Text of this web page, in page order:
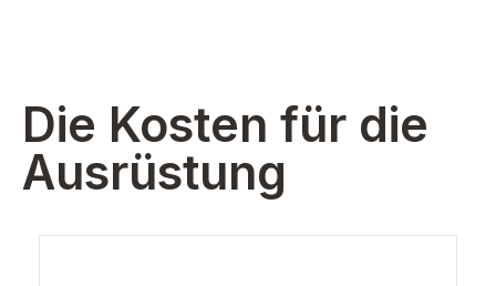
Die Kosten für die
Ausrüstung